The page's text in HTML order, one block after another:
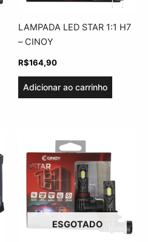
LAMPADA LED STAR 1:1 H7
– CINOY
R$164,90
Adicionar ao carrinho
ESGOTADO